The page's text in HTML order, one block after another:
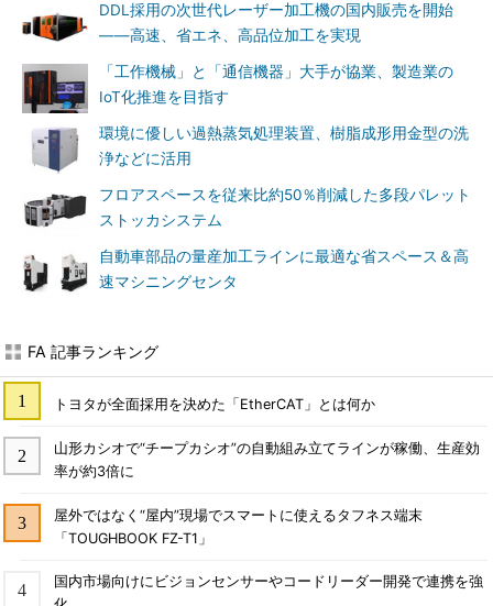
DDL採用の次世代レーザー加工機の国内販売を開始
――高速、省エネ、高品位加工を実現
「工作機械」と「通信機器」大手が協業、製造業の
IoT化推進を目指す
環境に優しい過熱蒸気処理装置、樹脂成形用金型の洗
浄などに活用
フロアスペースを従来比約50％削減した多段パレット
ストッカシステム
自動車部品の量産加工ラインに最適な省スペース＆高
速マシニングセンタ
FA 記事ランキング
トヨタが全面採用を決めた「EtherCAT」とは何か
山形カシオで“チープカシオ”の自動組み立てラインが稼働、生産効
率が約3倍に
屋外ではなく“屋内”現場でスマートに使えるタフネス端末
「TOUGHBOOK FZ-T1」
国内市場向けにビジョンセンサーやコードリーダー開発で連携を強